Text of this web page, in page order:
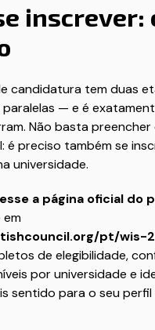
inscrever:
candidatura tem duas
paralelas — e é
Não basta
é preciso também se
universidade.
a página oficial do
em
pt/wis-
de elegibilidade,
por universidade e
sentido para o seu